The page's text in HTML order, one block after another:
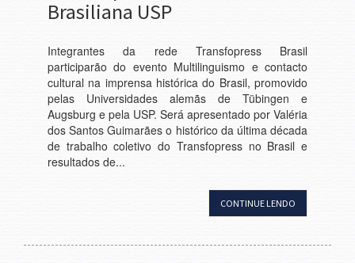
Brasiliana USP
Integrantes da rede Transfopress Brasil
participarão do evento Multilinguismo e contacto
cultural na imprensa histórica do Brasil, promovido
pelas Universidades alemãs de Tübingen e
Augsburg e pela USP. Será apresentado por Valéria
dos Santos Guimarães o histórico da última década
de trabalho coletivo do Transfopress no Brasil e
resultados de...
CONTINUE LENDO